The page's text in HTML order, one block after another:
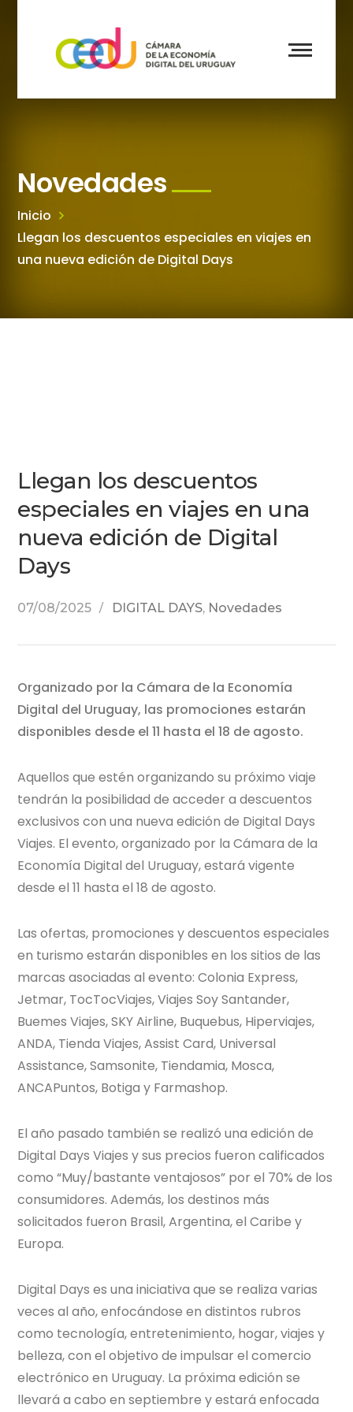
Novedades
Inicio
Llegan los descuentos especiales en viajes en
una nueva edición de Digital Days
Llegan los descuentos
especiales en viajes en una
nueva edición de Digital
Days
07/08/2025 DIGITAL DAYS, Novedades
Organizado por la Cámara de la Economía
Digital del Uruguay, las promociones estarán
disponibles desde el 11 hasta el 18 de agosto.
Aquellos que estén organizando su próximo viaje
tendrán la posibilidad de acceder a descuentos
exclusivos con una nueva edición de Digital Days
Viajes. El evento, organizado por la Cámara de la
Economía Digital del Uruguay, estará vigente
desde el 11 hasta el 18 de agosto.
Las ofertas, promociones y descuentos especiales
en turismo estarán disponibles en los sitios de las
marcas asociadas al evento: Colonia Express,
Jetmar, TocTocViajes, Viajes Soy Santander,
Buemes Viajes, SKY Airline, Buquebus, Hiperviajes,
ANDA, Tienda Viajes, Assist Card, Universal
Assistance, Samsonite, Tiendamia, Mosca,
ANCAPuntos, Botiga y Farmashop.
El año pasado también se realizó una edición de
Digital Days Viajes y sus precios fueron calificados
como “Muy/bastante ventajosos” por el 70% de los
consumidores. Además, los destinos más
solicitados fueron Brasil, Argentina, el Caribe y
Europa.
Digital Days es una iniciativa que se realiza varias
veces al año, enfocándose en distintos rubros
como tecnología, entretenimiento, hogar, viajes y
belleza, con el objetivo de impulsar el comercio
electrónico en Uruguay. La próxima edición se
llevará a cabo en septiembre y estará enfocada